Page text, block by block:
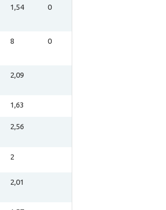
1,54 0
8 0
2,09
1,63
2,56
2
2,01